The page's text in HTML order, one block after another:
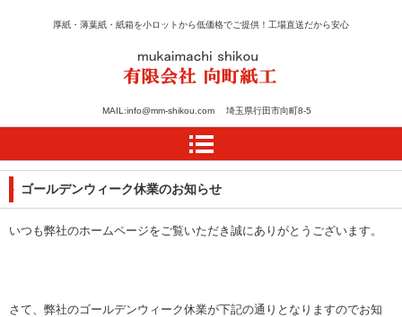
紙のカット・加工・箱の
設計は向町紙工
厚紙・薄葉紙・紙箱を小ロットから低価格でご提供！工場直送だから安心
MAIL:info@mm-shikou.com 埼玉県行田市向町8-5
ゴールデンウィーク休業のお知らせ
いつも弊社のホームページをご覧いただき誠にありがとうございます。
さて、弊社のゴールデンウィーク休業が下記の通りとなりますのでお知